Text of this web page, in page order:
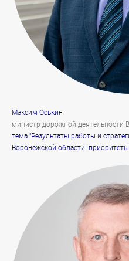
Максим Оськин
министр дорожной деятельности
тема "Результаты работы и
Воронежской области: